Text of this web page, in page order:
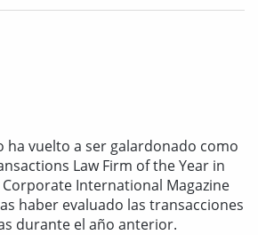
ha vuelto a ser galardonado como
Law Firm of the Year in
International Magazine
haber evaluado las transacciones
durante el año anterior.